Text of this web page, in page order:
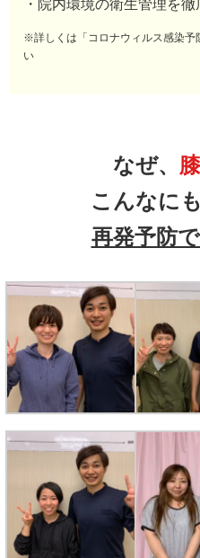
・院内環境の衛生管理を徹
※詳しくは「コロナウィルス感染予
い
なぜ、
こんなにも
再発予防